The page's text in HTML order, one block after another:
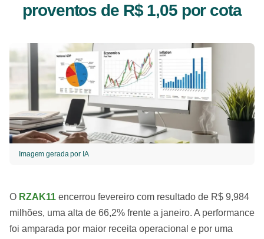
proventos de R$ 1,05 por cota
Imagem gerada por IA
O RZAK11 encerrou fevereiro com resultado de R$ 9,984
milhões, uma alta de 66,2% frente a janeiro. A performance
foi amparada por maior receita operacional e por uma